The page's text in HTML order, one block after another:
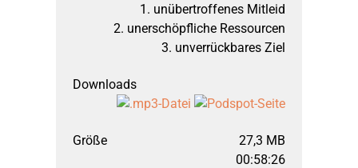
1. unübertroffenes Mitleid
2. unerschöpfliche Ressourcen
3. unverrückbares Ziel
27,3 MB
00:58:26